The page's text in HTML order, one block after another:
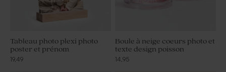
Tableau photo plexi photo
poster et prénom
19,49
Boule à neige coeurs photo et
texte design poisson
14,95